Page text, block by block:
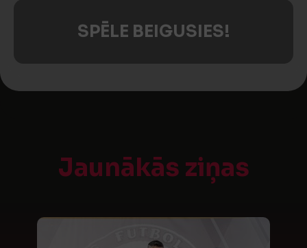
SPĒLE BEIGUSIES!
Jaunākās ziņas